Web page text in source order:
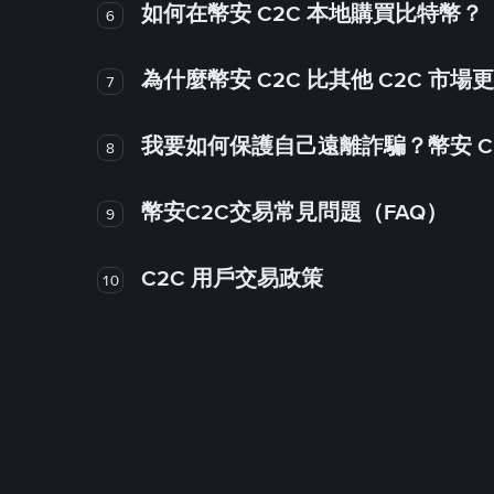
6 如何在幣安 C2C 本地購買比特幣？
7 為什麼幣安 C2C 比其他 C2C 市場
8 我要如何保護自己遠離詐騙？幣安
9 幣安C2C交易常見問題（FAQ）
10 C2C 用戶交易政策